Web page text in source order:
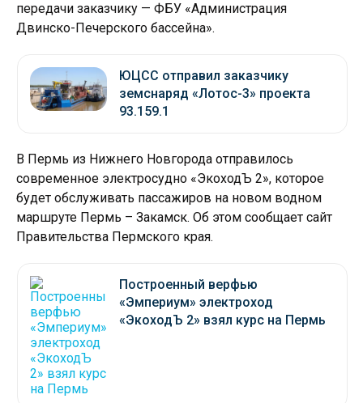
передачи заказчику — ФБУ «Администрация
Двинско-Печерского бассейна».
ЮЦСС отправил заказчику
земснаряд «Лотос-3» проекта
93.159.1
В Пермь из Нижнего Новгорода отправилось
современное электросудно «ЭкоходЪ 2», которое
будет обслуживать пассажиров на новом водном
маршруте Пермь – Закамск. Об этом сообщает сайт
Правительства Пермского края.
Построенный верфью
«Эмпериум» электроход
«ЭкоходЪ 2» взял курс на Пермь